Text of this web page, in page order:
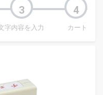
字内容を入力 カート